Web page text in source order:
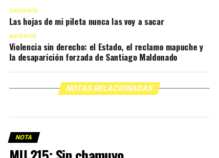
SIGUIENTE
Las hojas de mi pileta nunca las voy a sacar
ANTERIOR
Violencia sin derecho: el Estado, el reclamo mapuche y
la desaparición forzada de Santiago Maldonado
NOTAS RELACIONADAS
NOTA